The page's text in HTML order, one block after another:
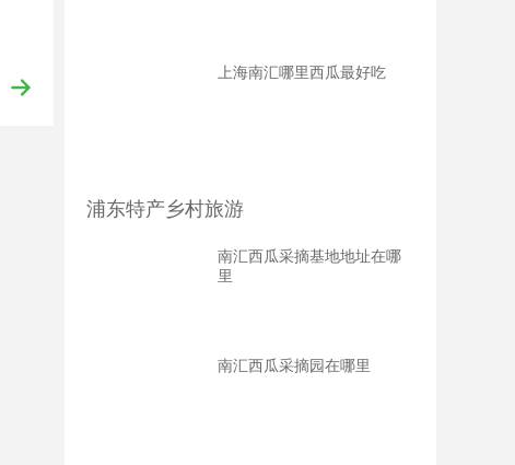
上海南汇哪里西瓜最好吃
浦东特产乡村旅游
南汇西瓜采摘基地地址在哪
里
南汇西瓜采摘园在哪里